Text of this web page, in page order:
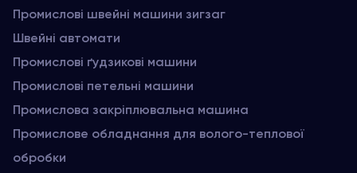
Промислові швейні машини зигзаг
Швейні автомати
Промислові ґудзикові машини
Промислові петельні машини
Промислова закріплювальна машина
Промислове обладнання для волого-теплової
обробки